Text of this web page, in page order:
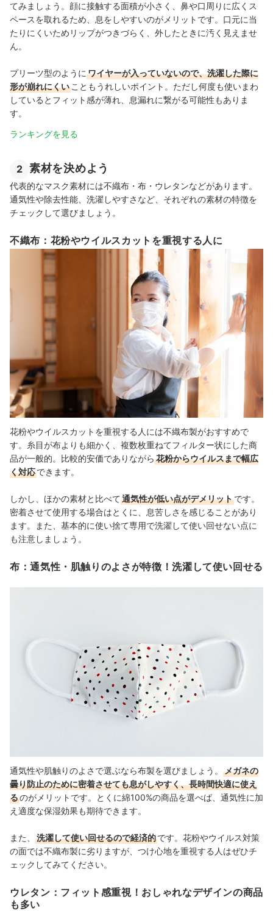
てみましょう。顔に接触する面積が小さく、鼻や口周りに広くス
ペースを取れるため、息をしやすいのがメリットです。口元に当
たりにくいためリップがつきづらく、外したときに汚く見えませ
ん。
プリーツ型のように ワイヤーが入っていないので、洗濯した際に
形が崩れにくい こともうれしいポイント。ただし何度も使いまわ
しているとフィット感が薄れ、息漏れに繋がる可能性もありま
す。
ランキングを見る
2 素材を決めよう
代表的なマスク素材には不織布・布・ウレタンなどがあります。
通気性や除去性能、洗濯しやすさなど、それぞれの素材の特徴を
チェックして選びましょう。
不織布：花粉やウイルスカットを重視する人に
花粉やウイルスカットを重視する人には不織布製がおすすめで
す。糸目が布よりも細かく、複数枚重ねてフィルター状にした商
品が一般的。比較的安価でありながら 花粉からウイルスまで幅広
く対応できます。
しかし、ほかの素材と比べて通気性が低い点がデメリットです。
密着させて使用する場合はとくに、息苦しさを感じることがあり
ます。また、基本的に使い捨て専用で洗濯して使い回せない点に
も注意しましょう。
布：通気性・肌触りのよさが特徴！洗濯して使い回せる
通気性や肌触りのよさで選ぶなら布製を選びましょう。
メガネの
曇り防止のために密着させても息がしやすく、長時間快適に使え
るのがメリットです。とくに綿100%の商品を選べば、通気性に加
え適度な保湿効果も期待できます。
また、 洗濯して使い回せるので経済的です。花粉やウイルス対策
の面では不織布製に劣りますが、つけ心地を重視する人はぜひチ
ェックしてみてください。
ウレタン：フィット感重視！おしゃれなデザインの商品
も多い